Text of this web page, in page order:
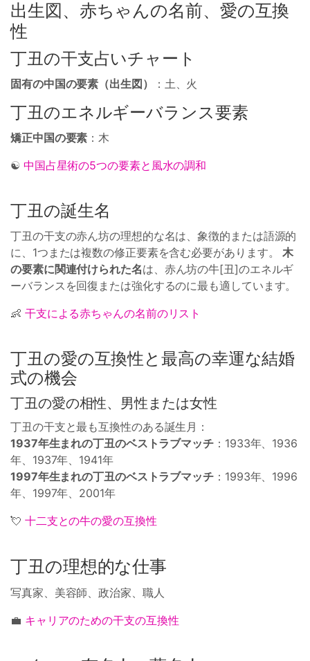
出生図、赤ちゃんの名前、愛の互換
性
丁丑の干支占いチャート
固有の中国の要素（出生図） ：土、火
丁丑のエネルギーバランス要素
矯正中国の要素 ：木
☯ 中国占星術の5つの要素と風水の調和
丁丑の誕生名
丁丑の干支の赤ん坊の理想的な名は、象徴的または語源的
に、1つまたは複数の修正要素を含む必要があります。木
の要素に関連付けられた名は、赤ん坊の牛[丑]のエネルギ
ーバランスを回復または強化するのに最も適しています。
👶 干支による赤ちゃんの名前のリスト
丁丑の愛の互換性と最高の幸運な結婚
式の機会
丁丑の愛の相性、男性または女性
丁丑の干支と最も互換性のある誕生月：
1937年生まれの丁丑のベストラブマッチ ：1933年、1936
年、1937年、1941年
1997年生まれの丁丑のベストラブマッチ ：1993年、1996
年、1997年、2001年
💘 十二支との牛の愛の互換性
丁丑の理想的な仕事
写真家、美容師、政治家、職人
💼 キャリアのための干支の互換性